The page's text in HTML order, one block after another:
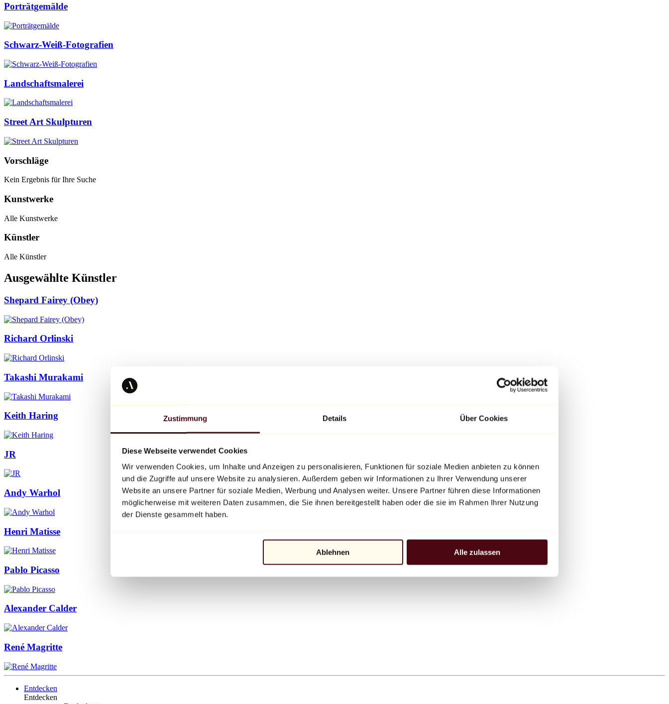
Zustimmung Details Über Cookies
Diese Webseite verwendet Cookies
Wir verwenden Cookies, um Inhalte und Anzeigen zu personalisieren, Funktionen für soziale Medien anbieten zu können
und die Zugriffe auf unsere Website zu analysieren. Außerdem geben wir Informationen zu Ihrer Verwendung unserer
Website an unsere Partner für soziale Medien, Werbung und Analysen weiter. Unsere Partner führen diese Informationen
möglicherweise mit weiteren Daten zusammen, die Sie ihnen bereitgestellt haben oder die sie im Rahmen Ihrer Nutzung
der Dienste gesammelt haben.
Ablehnen Alle zulassen
Porträtgemälde
Schwarz-Weiß-Fotografien
Landschaftsmalerei
Street Art Skulpturen
Vorschläge
Kein Ergebnis für Ihre Suche
Kunstwerke
Alle Kunstwerke
Künstler
Alle Künstler
Ausgewählte Künstler
Shepard Fairey (Obey)
Richard Orlinski
Takashi Murakami
Keith Haring
JR
Andy Warhol
Henri Matisse
Pablo Picasso
Alexander Calder
René Magritte
Entdecken
Entdecken